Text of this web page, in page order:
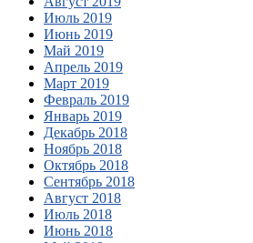
Июль 2019
Июнь 2019
Май 2019
Апрель 2019
Март 2019
Февраль 2019
Январь 2019
Декабрь 2018
Ноябрь 2018
Октябрь 2018
Сентябрь 2018
Август 2018
Июль 2018
Июнь 2018